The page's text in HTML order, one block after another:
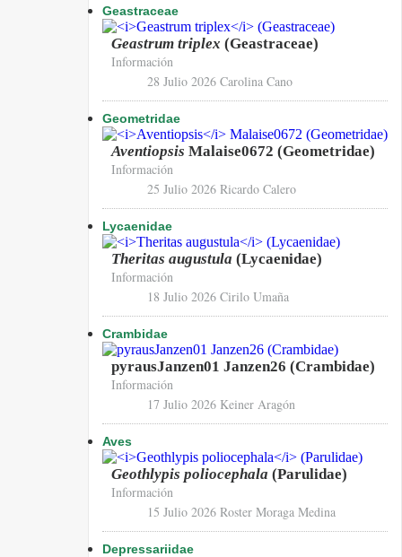
Geastraceae
Geastrum triplex (Geastraceae)
Información
28 Julio 2026 Carolina Cano
Geometridae
Aventiopsis Malaise0672 (Geometridae)
Información
25 Julio 2026 Ricardo Calero
Lycaenidae
Theritas augustula (Lycaenidae)
Información
18 Julio 2026 Cirilo Umaña
Crambidae
pyrausJanzen01 Janzen26 (Crambidae)
Información
17 Julio 2026 Keiner Aragón
Aves
Geothlypis poliocephala (Parulidae)
Información
15 Julio 2026 Roster Moraga Medina
Depressariidae